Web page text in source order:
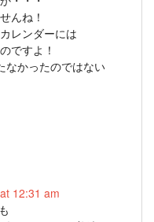
んね！
レンダーには
ですよ！
なかったのではない
12:31 am